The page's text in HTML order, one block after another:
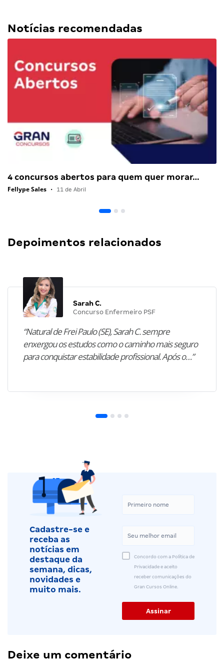
Notícias recomendadas
4 concursos abertos para quem quer morar…
Fellype Sales • 11 de Abril
Depoimentos relacionados
Sarah C.
Concurso Enfermeiro PSF
“Natural de Frei Paulo (SE), Sarah C. sempre
enxergou os estudos como o caminho mais seguro
para conquistar estabilidade profissional. Após o…”
Cadastre-se e
receba as
notícias em
destaque da
semana, dicas,
novidades e
muito mais.
Concordo com a Política de
Privacidade e aceito
receber comunicações do
Gran Cursos Online.
Deixe um comentário